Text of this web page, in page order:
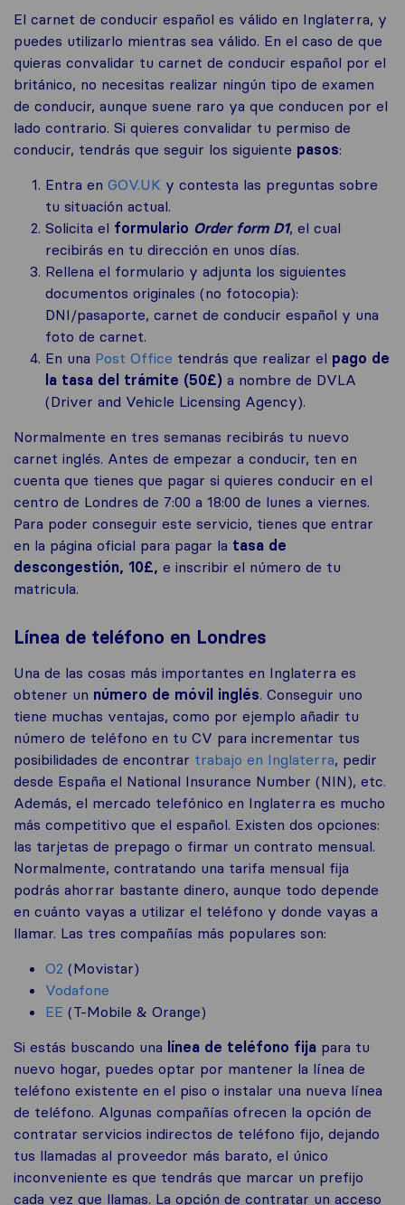
El carnet de conducir español es válido en Inglaterra, y
puedes utilizarlo mientras sea válido. En el caso de que
quieras convalidar tu carnet de conducir español por el
británico, no necesitas realizar ningún tipo de examen
de conducir, aunque suene raro ya que conducen por el
lado contrario. Si quieres convalidar tu permiso de
conducir, tendrás que seguir los siguiente pasos:
Entra en GOV.UK y contesta las preguntas sobre
tu situación actual.
Solicita el formulario Order form D1, el cual
recibirás en tu dirección en unos días.
Rellena el formulario y adjunta los siguientes
documentos originales (no fotocopia):
DNI/pasaporte, carnet de conducir español y una
foto de carnet.
En una Post Office tendrás que realizar el pago de
la tasa del trámite (50£) a nombre de DVLA
(Driver and Vehicle Licensing Agency).
Normalmente en tres semanas recibirás tu nuevo
carnet inglés. Antes de empezar a conducir, ten en
cuenta que tienes que pagar si quieres conducir en el
centro de Londres de 7:00 a 18:00 de lunes a viernes.
Para poder conseguir este servicio, tienes que entrar
en la página oficial para pagar la tasa de
descongestión, 10£, e inscribir el número de tu
matricula.
Línea de teléfono en Londres
Una de las cosas más importantes en Inglaterra es
obtener un número de móvil inglés. Conseguir uno
tiene muchas ventajas, como por ejemplo añadir tu
número de teléfono en tu CV para incrementar tus
posibilidades de encontrar trabajo en Inglaterra, pedir
desde España el National Insurance Number (NIN), etc.
Además, el mercado telefónico en Inglaterra es mucho
más competitivo que el español. Existen dos opciones:
las tarjetas de prepago o firmar un contrato mensual.
Normalmente, contratando una tarifa mensual fija
podrás ahorrar bastante dinero, aunque todo depende
en cuánto vayas a utilizar el teléfono y donde vayas a
llamar. Las tres compañías más populares son:
O2 (Movistar)
Vodafone
EE (T-Mobile & Orange)
Si estás buscando una línea de teléfono fija para tu
nuevo hogar, puedes optar por mantener la línea de
teléfono existente en el piso o instalar una nueva línea
de teléfono. Algunas compañías ofrecen la opción de
contratar servicios indirectos de teléfono fijo, dejando
tus llamadas al proveedor más barato, el único
inconveniente es que tendrás que marcar un prefijo
cada vez que llamas. La opción de contratar un acceso